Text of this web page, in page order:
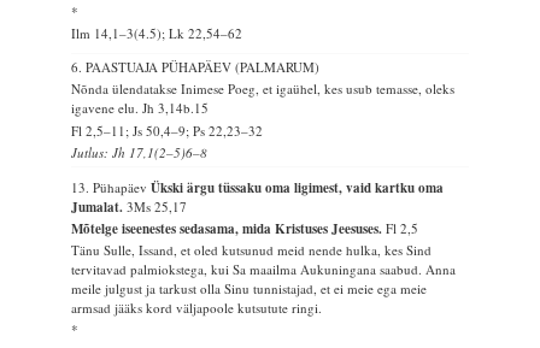
*
Ilm 14,1–3(4.5); Lk 22,54–62
6. PAASTUAJA PÜHAPÄEV (PALMARUM)
Nõnda ülendatakse Inimese Poeg, et igaühel, kes usub temasse, oleks
igavene elu.Jh 3,14b.15
Fl 2,5–11; Js 50,4–9; Ps 22,23–32
Jutlus: Jh 17,1(2–5)6–8
13. PühapäevÜkski ärgu tüssaku oma ligimest, vaid kartku oma
Jumalat.3Ms 25,17
Mõtelge iseenestes sedasama, mida Kristuses Jeesuses.Fl 2,5
Tänu Sulle, Issand, et oled kutsunud meid nende hulka, kes Sind
tervitavad palmiokstega, kui Sa maailma Aukuningana saabud. Anna
meile julgust ja tarkust olla Sinu tunnistajad, et ei meie ega meie
armsad jääks kord väljapoole kutsutute ringi.
*